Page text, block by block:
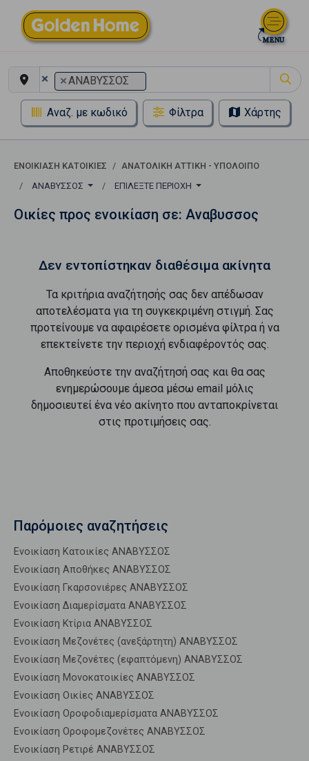
× ×ΑΝΑΒΥΣΣΟΣ
Αναζ. με κωδικό Φίλτρα Χάρτης
ΕΝΟΙΚΊΑΣΗ ΚΑΤΟΙΚΊΕΣ
ΑΝΑΤΟΛΙΚΗ ΑΤΤΙΚΗ - ΥΠΟΛΟΙΠΟ
ΑΝΑΒΥΣΣΟΣ
ΕΠΙΛΈΞΤΕ ΠΕΡΙΟΧΉ
Οικίες προς ενοικίαση σε: Αναβυσσος
Δεν εντοπίστηκαν διαθέσιμα ακίνητα
Τα κριτήρια αναζήτησής σας δεν απέδωσαν
αποτελέσματα για τη συγκεκριμένη στιγμή. Σας
προτείνουμε να αφαιρέσετε ορισμένα φίλτρα ή να
επεκτείνετε την περιοχή ενδιαφέροντός σας.
Αποθηκεύστε την αναζήτησή σας και θα σας
ενημερώσουμε άμεσα μέσω email μόλις
δημοσιευτεί ένα νέο ακίνητο που ανταποκρίνεται
στις προτιμήσεις σας.
Παρόμοιες αναζητήσεις
Ενοικίαση Κατοικίες ΑΝΑΒΥΣΣΟΣ
Ενοικίαση Αποθήκες ΑΝΑΒΥΣΣΟΣ
Ενοικίαση Γκαρσονιέρες ΑΝΑΒΥΣΣΟΣ
Ενοικίαση Διαμερίσματα ΑΝΑΒΥΣΣΟΣ
Ενοικίαση Κτίρια ΑΝΑΒΥΣΣΟΣ
Ενοικίαση Μεζονέτες (ανεξάρτητη) ΑΝΑΒΥΣΣΟΣ
Ενοικίαση Μεζονέτες (εφαπτόμενη) ΑΝΑΒΥΣΣΟΣ
Ενοικίαση Μονοκατοικίες ΑΝΑΒΥΣΣΟΣ
Ενοικίαση Οικίες ΑΝΑΒΥΣΣΟΣ
Ενοικίαση Οροφοδιαμερίσματα ΑΝΑΒΥΣΣΟΣ
Ενοικίαση Οροφομεζονέτες ΑΝΑΒΥΣΣΟΣ
Ενοικίαση Ρετιρέ ΑΝΑΒΥΣΣΟΣ